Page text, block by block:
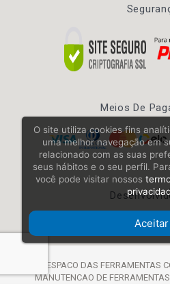
Meios De
ESPACO DAS FERRAMENTAS
MANUTENCAO DE
O site utiliza cookies fins
uma melhor navegação em
relacionado com as suas
seus hábitos e o seu perfil.
você pode visitar nossos
Aceitar